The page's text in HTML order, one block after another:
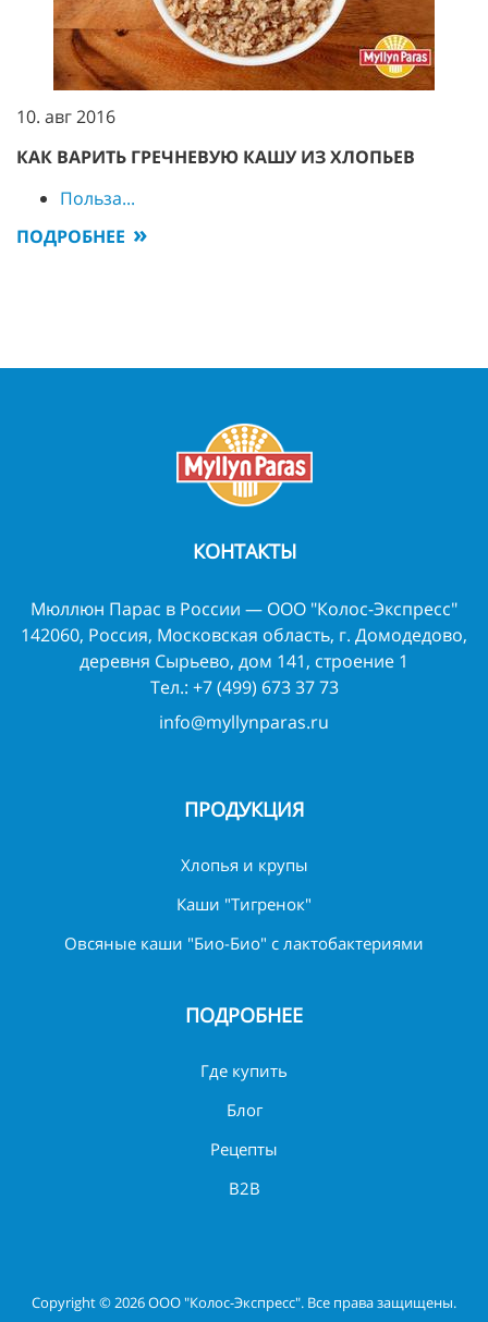
10. авг 2016
КАК ВАРИТЬ ГРЕЧНЕВУЮ КАШУ ИЗ ХЛОПЬЕВ
Польза...
ПОДРОБНЕЕ
КОНТАКТЫ
Мюллюн Парас в России — ООО "Колос-Экспресс"
142060, Россия, Московская область, г. Домодедово,
деревня Сырьево, дом 141, строение 1
Тел.: +7 (499) 673 37 73
info@myllynparas.ru
ПРОДУКЦИЯ
Хлопья и крупы
Каши "Тигренок"
Овсяные каши "Био-Био" с лактобактериями
ПОДРОБНЕЕ
Где купить
Блог
Рецепты
B2B
Copyright © 2026 ООО "Колос-Экспресс". Все права защищены.